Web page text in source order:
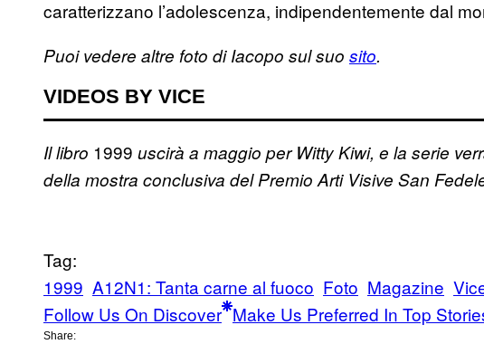
caratterizzano l’adolescenza, indipendentemente dal
Puoi vedere altre foto di Iacopo sul suo sito.
VIDEOS BY VICE
Il libro 1999 uscirà a maggio per Witty Kiwi, e la serie
della mostra conclusiva del Premio Arti Visive San
Tag:
1999 A12N1: Tanta carne al fuoco Foto Magazine
Follow Us On Discover Make Us Preferred In Top
Share: